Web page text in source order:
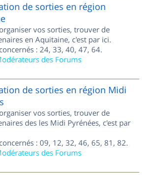
de sorties en région
vos sorties, trouver de
en Aquitaine, c'est par ici.
: 24, 33, 40, 47, 64.
des Forums
de sorties en région Midi
vos sorties, trouver de
des les Midi Pyrénées, c'est par
: 09, 12, 32, 46, 65, 81, 82.
des Forums